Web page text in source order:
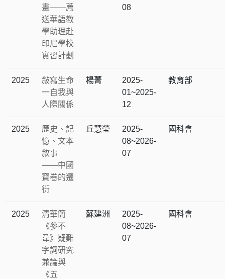
畫——薦
送華語教
學助理赴
印尼學校
實習計劃
08
2025
敍寫生命
一自我與
人際關係
楊菁
2025-
01~2025-
12
教育部
2025
歷史、記
憶、文本
敘事
——中國
寶卷的遷
衍
丘慧瑩
2025-
08~2026-
07
國科會
2025
清華簡
《參不
韋》疑難
字詞研究
兼論與
《五
蘇建洲
2025-
08~2026-
07
國科會